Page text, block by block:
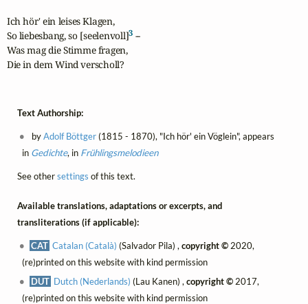
Ich hör' ein leises Klagen,
So liebesbang, so [seelenvoll]3 --
Was mag die Stimme fragen,
Die in dem Wind verscholl?
Text Authorship:
byAdolf Böttger(1815 - 1870), "Ich hör' ein Vöglein", appears
in Gedichte, in Frühlingsmelodieen
See othersettings of this text.
Available translations, adaptations or excerpts, and
transliterations (if applicable):
CAT Catalan (Català) (Salvador Pila) ,copyright © 2020,
(re)printed on this website with kind permission
DUT Dutch (Nederlands) (Lau Kanen) ,copyright © 2017,
(re)printed on this website with kind permission